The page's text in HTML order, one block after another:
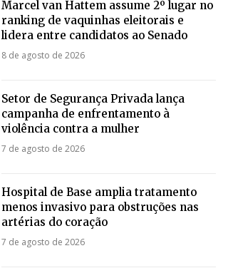
Marcel van Hattem assume 2º lugar no
ranking de vaquinhas eleitorais e
lidera entre candidatos ao Senado
8 de agosto de 2026
Setor de Segurança Privada lança
campanha de enfrentamento à
violência contra a mulher
7 de agosto de 2026
Hospital de Base amplia tratamento
menos invasivo para obstruções nas
artérias do coração
7 de agosto de 2026